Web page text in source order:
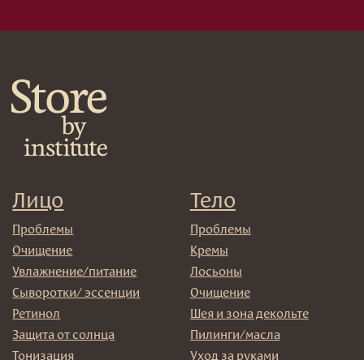
Система лояльности
Доставка и самовывоз
Оплата и возврат
Согласие на обработку
персональных данных
Политика
Подписаться
E-mail
→
Отправляя адрес электронной почты вы соглашаетесь
с политикой в отношении обработки персональных
данных